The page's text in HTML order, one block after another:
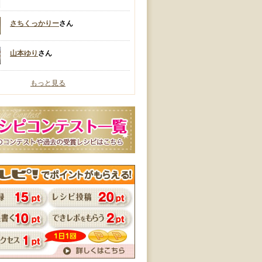
さちくっかりーさん
山本ゆり さん
もっと見る